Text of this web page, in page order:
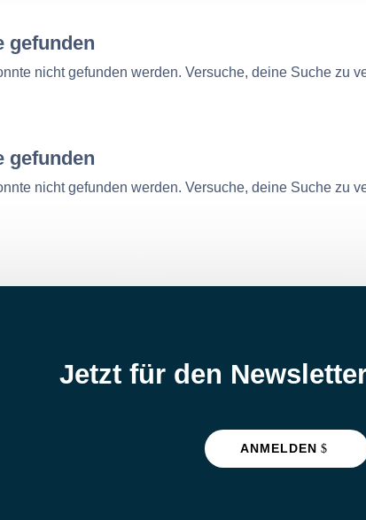
gefunden
nicht gefunden werden. Versuche, deine Suche zu
gefunden
nicht gefunden werden. Versuche, deine Suche zu
Jetzt für den
ANMELDEN